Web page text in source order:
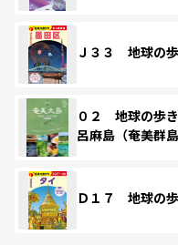
Ｊ３３ 地球の
０２ 地球の
呂麻島（奄美群
Ｄ１７ 地球の